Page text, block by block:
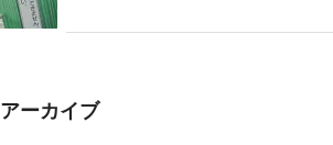
アーカイブ